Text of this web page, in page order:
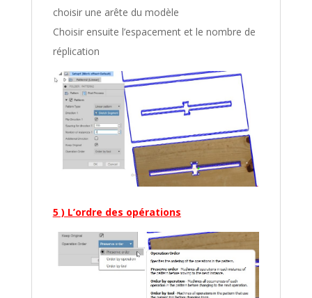
choisir une arête du modèle
Choisir ensuite l’espacement et le nombre de
réplication
5 ) L’ordre des opérations